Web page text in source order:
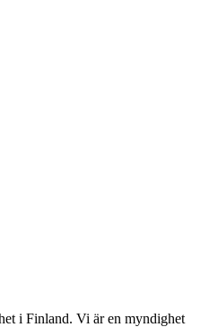
i Finland. Vi är en myndighet